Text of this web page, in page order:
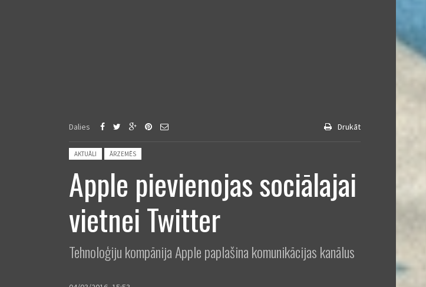
Dalies Drukāt
Posted in:
AKTUĀLI ĀRZEMĒS
Apple pievienojas sociālajai
vietnei Twitter
Tehnoloģiju kompānija Apple paplašina komunikācijas kanālus